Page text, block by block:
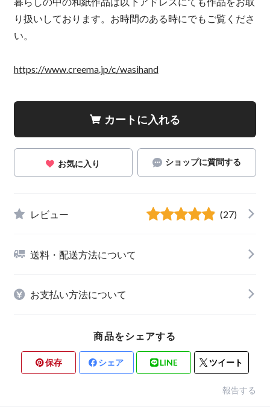
り扱いしております。お時間のある時にでもご覧くださ
い。
https://www.creema.jp/c/wasihand
カートに入れる
お気に入り ショップに質問する
レビュー (27)
送料・配送方法について
お支払い方法について
商品をシェアする
保存 シェア LINE ツイート
報告する